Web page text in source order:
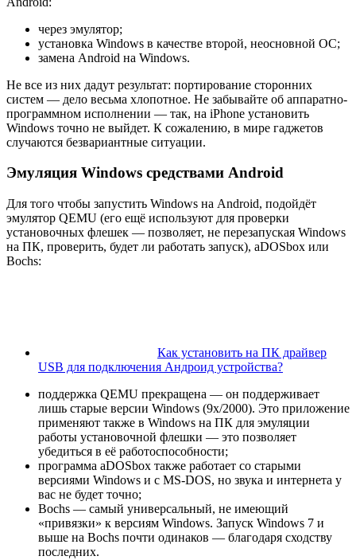
через эмулятор;
установка Windows в качестве второй, неосновной ОС;
замена Android на Windows.
Не все из них дадут результат: портирование сторонних
систем — дело весьма хлопотное. Не забывайте об аппаратно-
программном исполнении — так, на iPhone установить
Windows точно не выйдет. К сожалению, в мире гаджетов
случаются безвариантные ситуации.
Эмуляция Windows средствами Android
Для того чтобы запустить Windows на Android, подойдёт
эмулятор QEMU (его ещё используют для проверки
установочных флешек — позволяет, не перезапуская Windows
на ПК, проверить, будет ли работать запуск), aDOSbox или
Bochs:
Как установить на ПК драйвер
USB для подключения Андроид устройства?
поддержка QEMU прекращена — он поддерживает
лишь старые версии Windows (9x/2000). Это приложение
применяют также в Windows на ПК для эмуляции
работы установочной флешки — это позволяет
убедиться в её работоспособности;
программа aDOSbox также работает со старыми
версиями Windows и с MS-DOS, но звука и интернета у
вас не будет точно;
Bochs — самый универсальный, не имеющий
«привязки» к версиям Windows. Запуск Windows 7 и
выше на Bochs почти одинаков — благодаря сходству
последних.